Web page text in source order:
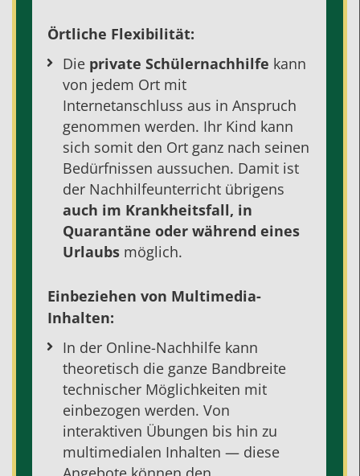
Örtliche Flexibilität:
Die private Schülernachhilfe kann
von jedem Ort mit
Internetanschluss aus in Anspruch
genommen werden. Ihr Kind kann
sich somit den Ort ganz nach seinen
Bedürfnissen aussuchen. Damit ist
der Nachhilfeunterricht übrigens
auch im Krankheitsfall, in
Quarantäne oder während eines
Urlaubs möglich.
Einbeziehen von Multimedia-
Inhalten:
In der Online-Nachhilfe kann
theoretisch die ganze Bandbreite
technischer Möglichkeiten mit
einbezogen werden. Von
interaktiven Übungen bis hin zu
multimedialen Inhalten — diese